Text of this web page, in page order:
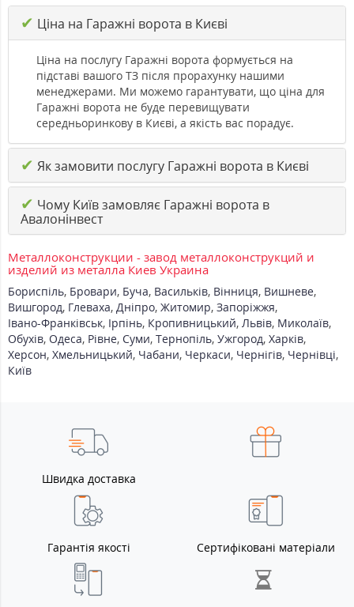
✔ Ціна на Гаражні ворота в Києві
Ціна на послугу Гаражні ворота формується на
підставі вашого ТЗ після прорахунку нашими
менеджерами. Ми можемо гарантувати, що ціна для
Гаражні ворота не буде перевищувати
середньоринкову в Києві, а якість вас порадує.
✔ Як замовити послугу Гаражні ворота в Києві
✔ Чому Київ замовляє Гаражні ворота в
Авалонінвест
Металлоконструкции - завод металлоконструкций и
изделий из металла Киев Украина
Бориспіль, Бровари, Буча, Васильків, Вінниця, Вишневе,
Вишгород, Глеваха, Дніпро, Житомир, Запоріжжя,
Івано-Франківськ, Ірпінь, Кропивницький, Львів, Миколаїв,
Обухів, Одеса, Рівне, Суми, Тернопіль, Ужгород, Харків,
Херсон, Хмельницький, Чабани, Черкаси, Чернігів, Чернівці,
Київ
Швидка доставка
Гарантія якості Сертифіковані матеріали